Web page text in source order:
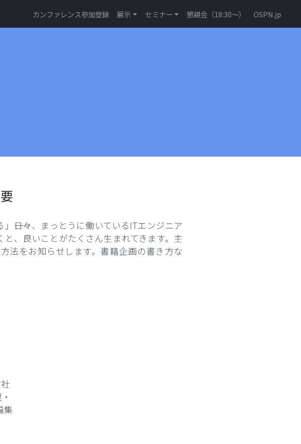
カンファレンス参加登録 展示 セミナー 懇親会（18:30〜） OSPN.jp
――日々、まっとうに働いているITエンジニア
、良いことがたくさん生まれてきます。主
法をお知らせします。書籍企画の書き方な
集